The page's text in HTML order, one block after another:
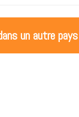
un autre